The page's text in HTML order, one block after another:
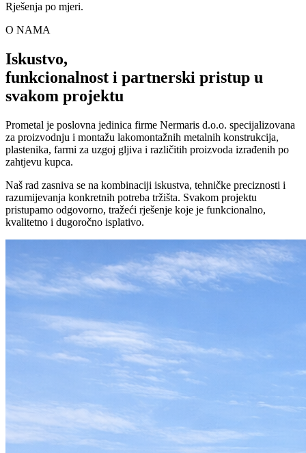
Rješenja po mjeri.
O NAMA
Iskustvo,
funkcionalnost i partnerski pristup u
svakom projektu
Prometal je poslovna jedinica firme Nermaris d.o.o. specijalizovana
za proizvodnju i montažu lakomontažnih metalnih konstrukcija,
plastenika, farmi za uzgoj gljiva i različitih proizvoda izrađenih po
zahtjevu kupca.
Naš rad zasniva se na kombinaciji iskustva, tehničke preciznosti i
razumijevanja konkretnih potreba tržišta. Svakom projektu
pristupamo odgovorno, tražeći rješenje koje je funkcionalno,
kvalitetno i dugoročno isplativo.